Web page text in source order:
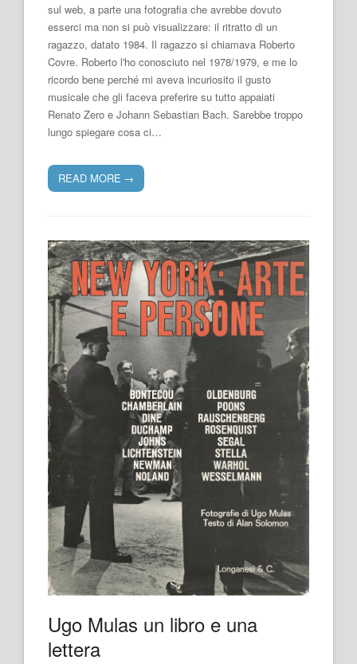
sul web, a parte una fotografia che avrebbe dovuto
esserci ma non si può visualizzare: il ritratto di un
ragazzo, datato 1984. Il ragazzo si chiamava Roberto
Covre. Roberto l'ho conosciuto nel 1978/1979, e me lo
ricordo bene perché mi aveva incuriosito il gusto
musicale che gli faceva preferire su tutto appaiati
Renato Zero e Johann Sebastian Bach. Sarebbe troppo
lungo spiegare cosa ci…
READ MORE →
Ugo Mulas un libro e una
lettera